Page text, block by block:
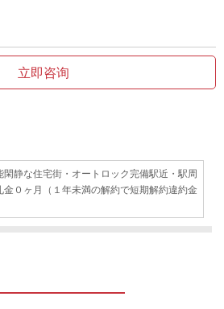
立即咨询
静な住宅街・オートロック完備駅近・駅周
０ヶ月（１年未満の解約で短期解約違約金